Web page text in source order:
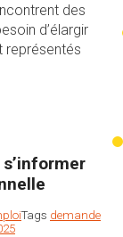
des
d’élargir
représentés
Tags demande